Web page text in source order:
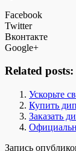
Facebook
Twitter
Вконтакте
Google+
Related posts:
Ускорьте
Купить
Заказать
Запись